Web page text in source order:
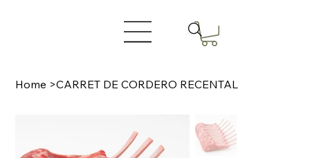
Home >CARRET DE CORDERO RECENTAL